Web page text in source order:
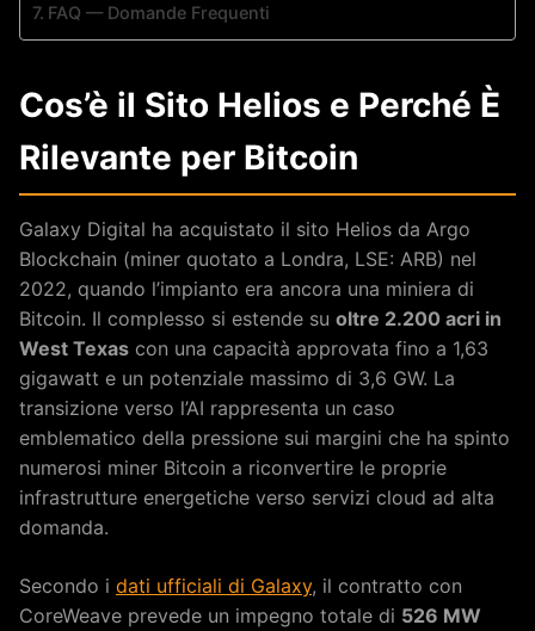
FAQ — Domande Frequenti
Cos’è il Sito Helios e Perché È
Rilevante per Bitcoin
Galaxy Digital ha acquistato il sito Helios da Argo
Blockchain (miner quotato a Londra, LSE: ARB) nel
2022, quando l’impianto era ancora una miniera di
Bitcoin. Il complesso si estende su oltre 2.200 acri in
West Texas con una capacità approvata fino a 1,63
gigawatt e un potenziale massimo di 3,6 GW. La
transizione verso l’AI rappresenta un caso
emblematico della pressione sui margini che ha spinto
numerosi miner Bitcoin a riconvertire le proprie
infrastrutture energetiche verso servizi cloud ad alta
domanda.
Secondo i dati ufficiali di Galaxy, il contratto con
CoreWeave prevede un impegno totale di 526 MW